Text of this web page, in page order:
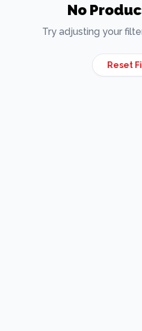
No
Try adjusting your
Reset